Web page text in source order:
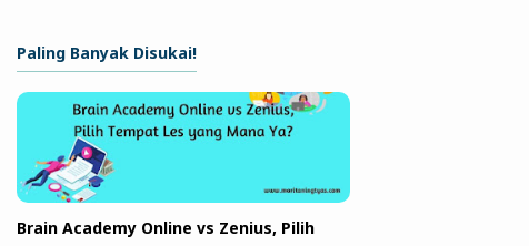
Paling Banyak Disukai!
Brain Academy Online vs Zenius, Pilih